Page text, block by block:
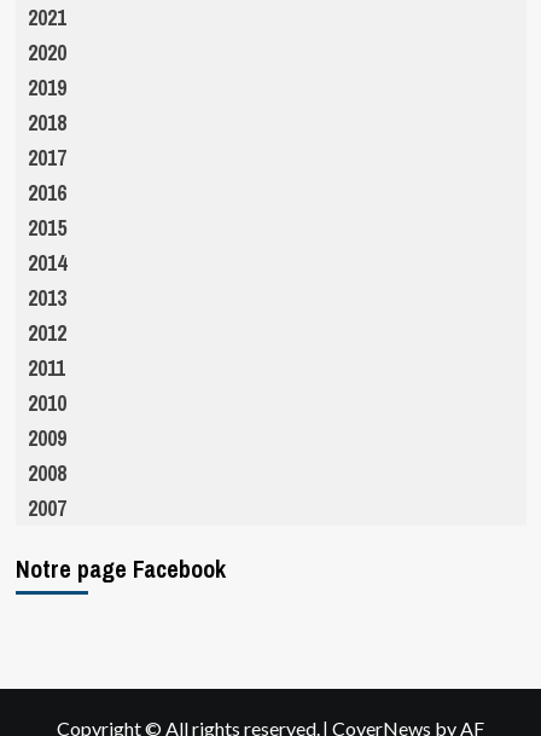
2021
2020
2019
2018
2017
2016
2015
2014
2013
2012
2011
2010
2009
2008
2007
Notre page Facebook
Copyright © All rights reserved.| CoverNews by AF